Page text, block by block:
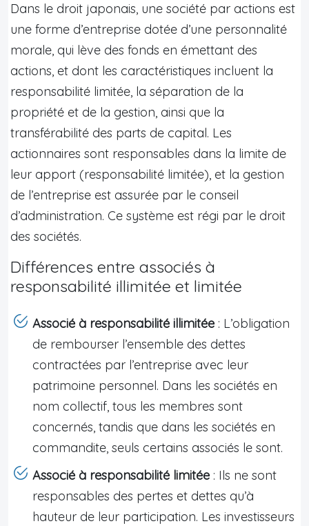
Dans le droit japonais, une société par actions est
une forme d’entreprise dotée d’une personnalité
morale, qui lève des fonds en émettant des
actions, et dont les caractéristiques incluent la
responsabilité limitée, la séparation de la
propriété et de la gestion, ainsi que la
transférabilité des parts de capital. Les
actionnaires sont responsables dans la limite de
leur apport (responsabilité limitée), et la gestion
de l’entreprise est assurée par le conseil
d’administration. Ce système est régi par le droit
des sociétés.
Différences entre associés à
responsabilité illimitée et limitée
Associé à responsabilité illimitée : L’obligation
de rembourser l’ensemble des dettes
contractées par l’entreprise avec leur
patrimoine personnel. Dans les sociétés en
nom collectif, tous les membres sont
concernés, tandis que dans les sociétés en
commandite, seuls certains associés le sont.
Associé à responsabilité limitée : Ils ne sont
responsables des pertes et dettes qu’à
hauteur de leur participation. Les investisseurs